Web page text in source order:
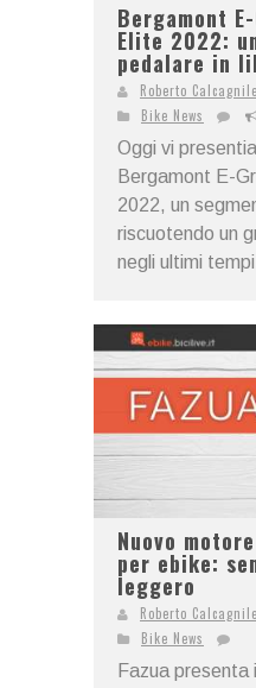
Bergamont
Elite 2022:
pedalare in
Roberto Calcagnile
Bike News
Oggi vi
Bergamont E-
2022, un
riscuotendo un
negli ultimi
Nuovo
per ebike:
leggero
Roberto Calcagnile
Bike News
Fazua presenta